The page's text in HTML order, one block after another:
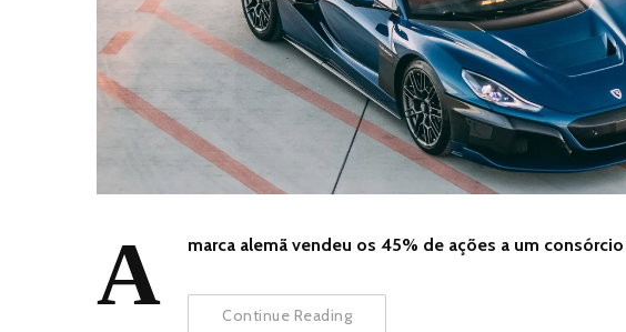
A marca alemã vendeu os 45% de ações a um
Continue Reading